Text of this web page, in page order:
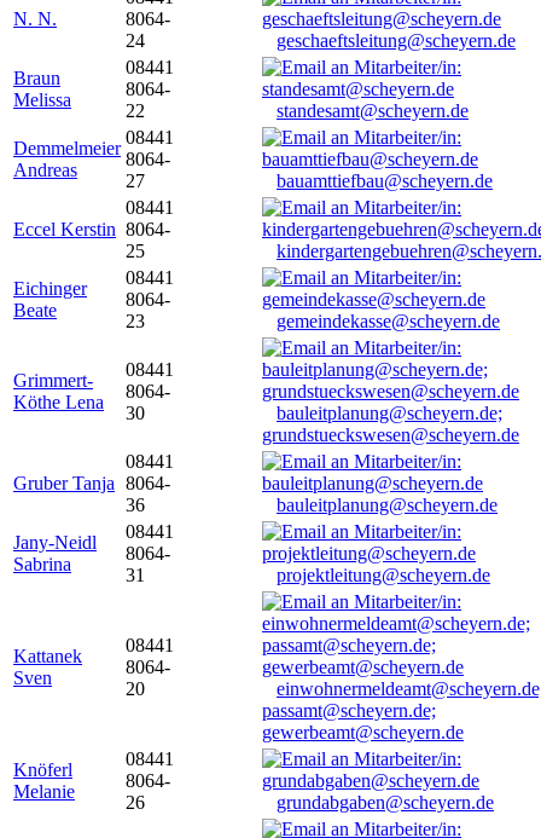
N. N.
8064-
24
geschaeftsleitung@scheyern.de
Braun
Melissa
08441
8064-
22
standesamt@scheyern.de
Demmelmeier
Andreas
08441
8064-
27
bauamttiefbau@scheyern.de
Eccel Kerstin
08441
8064-
25
Eichinger
Beate
08441
8064-
23
gemeindekasse@scheyern.de
Grimmert-
Köthe Lena
08441
8064-
30
bauleitplanung@scheyern.de;
grundstueckswesen@scheyern.de
Gruber Tanja
08441
8064-
36
bauleitplanung@scheyern.de
Jany-Neidl
Sabrina
08441
8064-
31
projektleitung@scheyern.de
Kattanek
Sven
08441
8064-
20
passamt@scheyern.de;
gewerbeamt@scheyern.de
Knöferl
Melanie
08441
8064-
26
grundabgaben@scheyern.de